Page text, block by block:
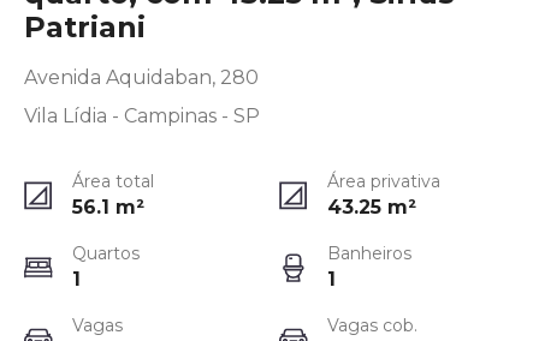
Patriani
Avenida Aquidaban, 280
Vila Lídia - Campinas - SP
Área total
56.1 m²
Área privativa
43.25 m²
Quartos
1
Banheiros
1
Vagas Vagas cob.